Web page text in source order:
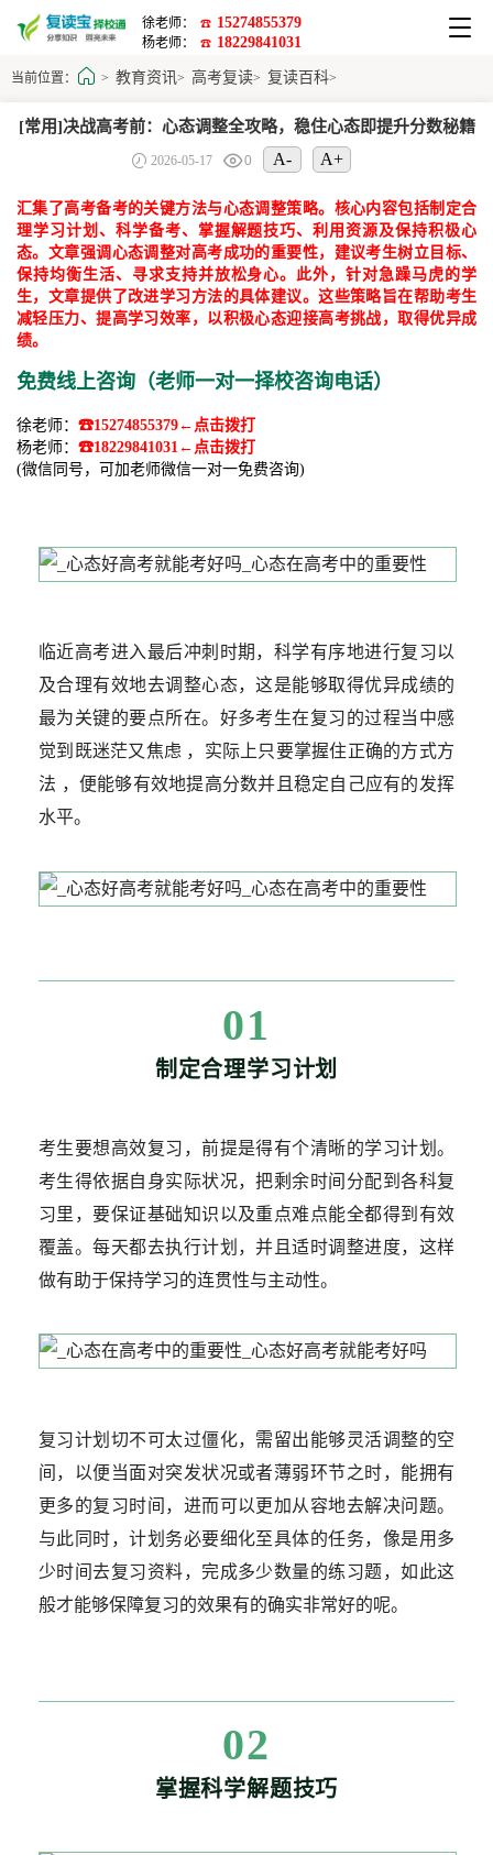
徐老师： ☎ 15274855379
杨老师： ☎ 18229841031
当前位置： > 教育资讯> 高考复读> 复读百科>
[常用]决战高考前：心态调整全攻略，稳住心态即提升分数秘籍
2026-05-17 0 A- A+
汇集了高考备考的关键方法与心态调整策略。核心内容包括制定合
理学习计划、科学备考、掌握解题技巧、利用资源及保持积极心
态。文章强调心态调整对高考成功的重要性，建议考生树立目标、
保持均衡生活、寻求支持并放松身心。此外，针对急躁马虎的学
生，文章提供了改进学习方法的具体建议。这些策略旨在帮助考生
减轻压力、提高学习效率，以积极心态迎接高考挑战，取得优异成
绩。
免费线上咨询（老师一对一择校咨询电话）
徐老师： ☎15274855379←点击拨打
杨老师： ☎18229841031←点击拨打
(微信同号，可加老师微信一对一免费咨询)
临近高考进入最后冲刺时期，科学有序地进行复习以
及合理有效地去调整心态，这是能够取得优异成绩的
最为关键的要点所在。好多考生在复习的过程当中感
觉到既迷茫又焦虑 ，实际上只要掌握住正确的方式方
法 ，便能够有效地提高分数并且稳定自己应有的发挥
水平。
01
制定合理学习计划
考生要想高效复习，前提是得有个清晰的学习计划。
考生得依据自身实际状况，把剩余时间分配到各科复
习里，要保证基础知识以及重点难点能全都得到有效
覆盖。每天都去执行计划，并且适时调整进度，这样
做有助于保持学习的连贯性与主动性。
复习计划切不可太过僵化，需留出能够灵活调整的空
间，以便当面对突发状况或者薄弱环节之时，能拥有
更多的复习时间，进而可以更加从容地去解决问题。
与此同时，计划务必要细化至具体的任务，像是用多
少时间去复习资料，完成多少数量的练习题，如此这
般才能够保障复习的效果有的确实非常好的呢。
02
掌握科学解题技巧